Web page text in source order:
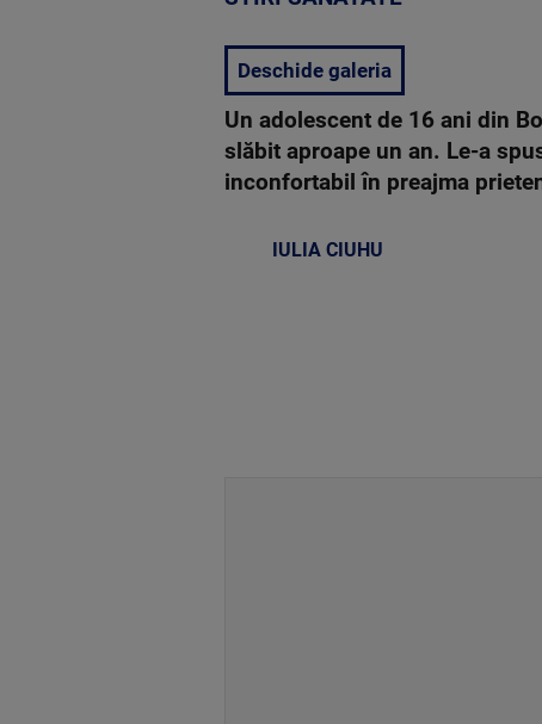
Deschide galeria
Un adolescent de 16 ani din
slăbit aproape un an. Le-a
inconfortabil în preajma
IULIA CIUHU